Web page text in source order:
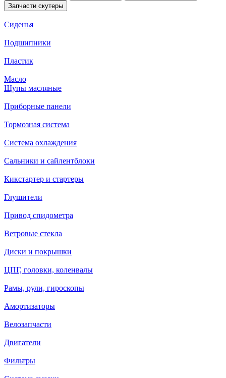
Запчасти скутеры
Сиденья
Подшипники
Пластик
Масло
Щупы масляные
Приборные панели
Тормозная система
Система охлаждения
Сальники и сайлентблоки
Кикстартер и стартеры
Глушители
Привод спидометра
Ветровые стекла
Диски и покрышки
ЦПГ, головки, коленвалы
Рамы, рули, гироскопы
Амортизаторы
Велозапчасти
Двигатели
Фильтры